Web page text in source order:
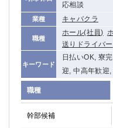
応相談
業種 キャバクラ
職種
ホール(社員)
送りドライバー
キーワード
日払いOK, 寮
迎, 中高年歓迎
職種
幹部候補